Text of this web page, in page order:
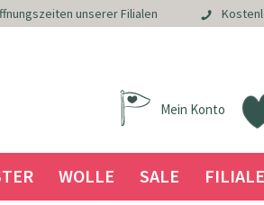
unserer Filialen
Mein Konto
WOLLE SALE